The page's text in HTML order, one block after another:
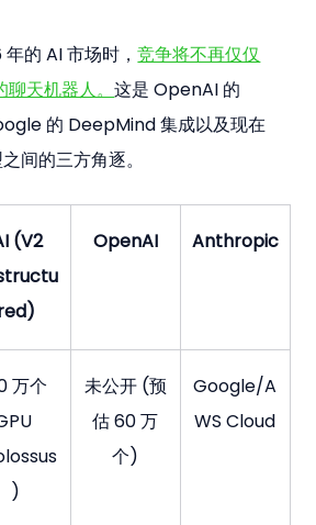
的 AI 市场时，竞争将不再仅仅
聊天机器人。这是 OpenAI 的
的 DeepMind 集成以及现在
间的三方角逐。
(V2
OpenAI Anthropic
万个
)
未公开 (预
估 60 万
个)
Google/A
WS Cloud